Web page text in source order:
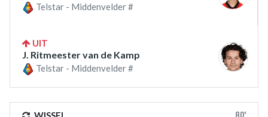
Telstar - Middenvelder #
UIT
J. Ritmeester van de Kamp
Telstar - Middenvelder #